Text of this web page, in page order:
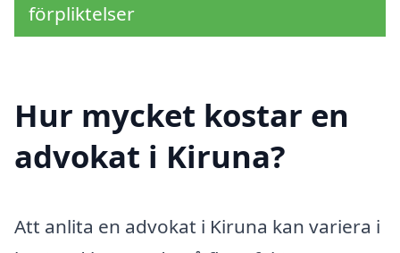
förpliktelser
Hur mycket kostar en
advokat i Kiruna?
Att anlita en advokat i Kiruna kan variera i